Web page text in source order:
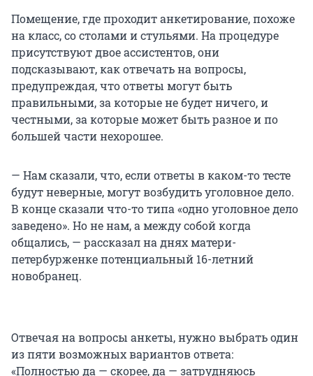
Помещение, где проходит анкетирование, похоже
на класс, со столами и стульями. На процедуре
присутствуют двое ассистентов, они
подсказывают, как отвечать на вопросы,
предупреждая, что ответы могут быть
правильными, за которые не будет ничего, и
честными, за которые может быть разное и по
большей части нехорошее.
— Нам сказали, что, если ответы в каком-то тесте
будут неверные, могут возбудить уголовное дело.
В конце сказали что-то типа «одно уголовное дело
заведено». Но не нам, а между собой когда
общались, — рассказал на днях матери-
петербурженке потенциальный 16-летний
новобранец.
Отвечая на вопросы анкеты, нужно выбрать один
из пяти возможных вариантов ответа:
«Полностью да — скорее, да — затрудняюсь